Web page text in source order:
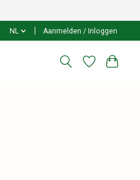
NL Aanmelden / Inloggen